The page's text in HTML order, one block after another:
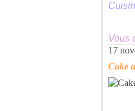
Vous
17
Cake